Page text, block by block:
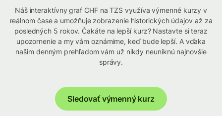
Náš interaktívny graf CHF na TZS využíva výmenné kurzy v
reálnom čase a umožňuje zobrazenie historických údajov až za
posledných 5 rokov. Čakáte na lepší kurz? Nastavte si teraz
upozornenie a my vám oznámime, keď bude lepší. A vďaka
našim denným prehľadom vám už nikdy neuniknú najnovšie
správy.
Sledovať výmenný kurz